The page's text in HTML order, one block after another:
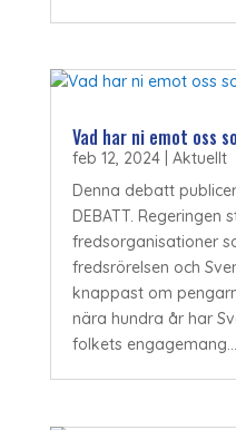
Vad har ni emot oss
feb 12, 2024| Aktuellt
Denna debatt
DEBATT. Regeringen
fredsorganisationer
fredsrörelsen och
knappast om
nära hundra år har
folkets engagemang...